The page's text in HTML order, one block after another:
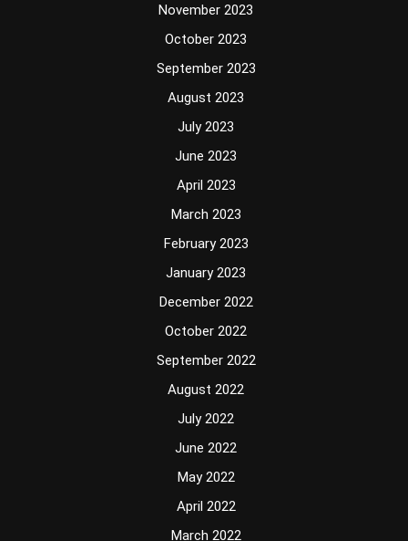
November 2023
October 2023
September 2023
August 2023
July 2023
June 2023
April 2023
March 2023
February 2023
January 2023
December 2022
October 2022
September 2022
August 2022
July 2022
June 2022
May 2022
April 2022
March 2022